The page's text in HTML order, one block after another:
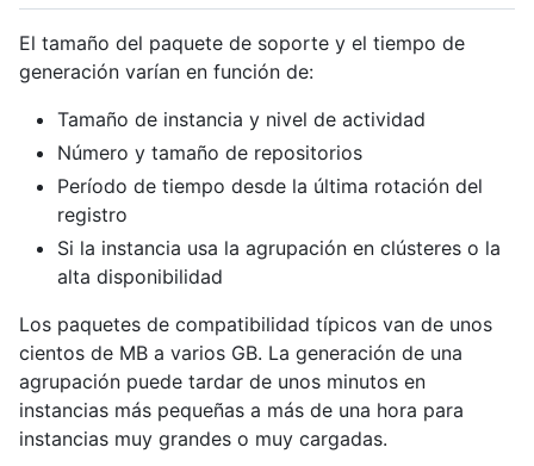
El tamaño del paquete de soporte y el tiempo de
generación varían en función de:
Tamaño de instancia y nivel de actividad
Número y tamaño de repositorios
Período de tiempo desde la última rotación del
registro
Si la instancia usa la agrupación en clústeres o la
alta disponibilidad
Los paquetes de compatibilidad típicos van de unos
cientos de MB a varios GB. La generación de una
agrupación puede tardar de unos minutos en
instancias más pequeñas a más de una hora para
instancias muy grandes o muy cargadas.